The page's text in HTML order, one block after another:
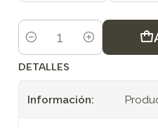
Cantidad
DETALLES
Información: